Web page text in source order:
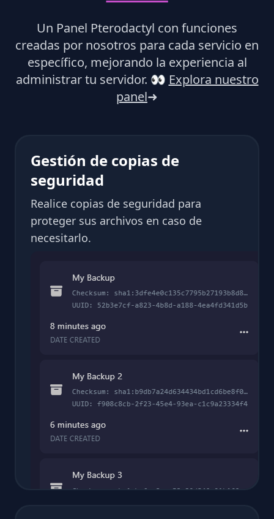
Un Panel Pterodactyl con funciones
creadas por nosotros para cada servicio en
específico, mejorando la experiencia al
administrar tu servidor. 👀 Explora nuestro
panel➜
Gestión de copias de
seguridad
Realice copias de seguridad para
proteger sus archivos en caso de
necesitarlo.